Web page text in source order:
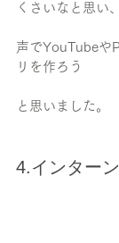
くさいなと思い、
声でYouTubeや
リを作ろう
と思いました。
4.インター